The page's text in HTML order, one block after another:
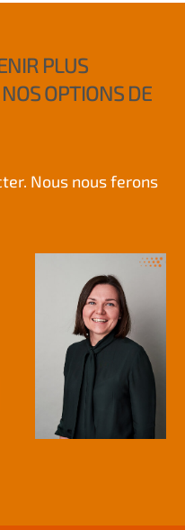
PLUS
OPTIONS DE
Nous nous ferons